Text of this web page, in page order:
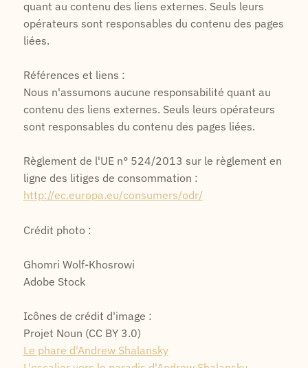
quant au contenu des liens externes. Seuls leurs
opérateurs sont responsables du contenu des pages
liées.
Références et liens :
Nous n'assumons aucune responsabilité quant au
contenu des liens externes. Seuls leurs opérateurs
sont responsables du contenu des pages liées.
Règlement de l'UE n° 524/2013 sur le règlement en
ligne des litiges de consommation :
http://ec.europa.eu/consumers/odr/
Crédit photo :
Ghomri Wolf-Khosrowi
Adobe Stock
Icônes de crédit d'image :
Projet Noun (CC BY 3.0)
Le phare d'Andrew Shalansky